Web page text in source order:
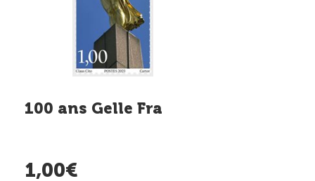
100 ans Gelle Fra
1,00€